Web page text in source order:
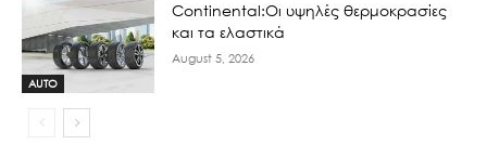
AUTO
Continental:Οι υψηλές θερμοκρασίες
και τα ελαστικά
August 5, 2026